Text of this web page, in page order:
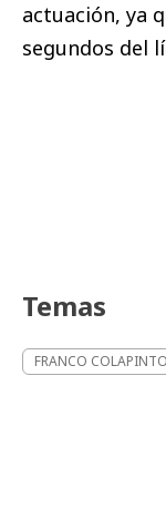
actuación, ya
segundos del
Temas
FRANCO COLAPINTO